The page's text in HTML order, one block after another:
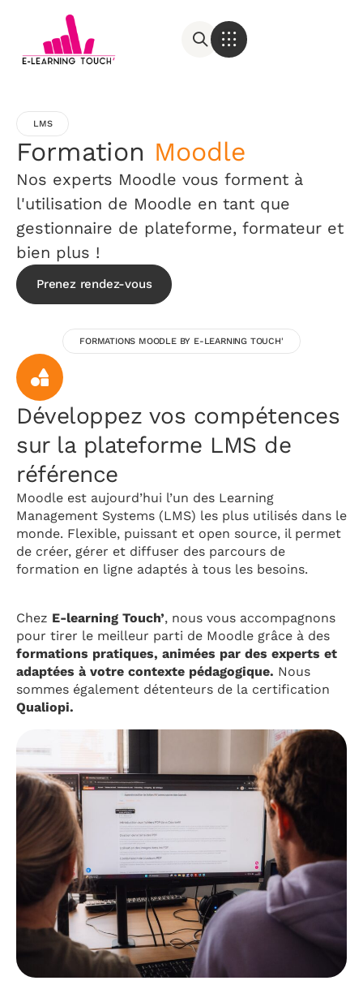
LMS
Formation Moodle
Nos experts Moodle vous forment à
l'utilisation de Moodle en tant que
gestionnaire de plateforme, formateur et
bien plus !
Prenez rendez-vous
FORMATIONS MOODLE BY E-LEARNING TOUCH'
Développez vos compétences
sur la plateforme LMS de
référence
Moodle est aujourd’hui l’un des Learning
Management Systems (LMS) les plus utilisés dans le
monde. Flexible, puissant et open source, il permet
de créer, gérer et diffuser des parcours de
formation en ligne adaptés à tous les besoins.
Chez E-learning Touch’, nous vous accompagnons
pour tirer le meilleur parti de Moodle grâce à des
formations pratiques, animées par des experts et
adaptées à votre contexte pédagogique. Nous
sommes également détenteurs de la certification
Qualiopi.